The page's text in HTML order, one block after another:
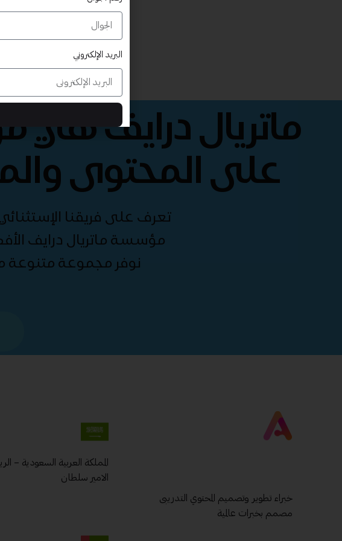
ماتريال درايف هي
على المحتوى
تعرف على فريقنا
مؤسسة ماتريال درايف
نوفر مجموعة متنوعة
خبراء تطوير وتصميم المحتوي التدريبى
مصمم بخبرات عالمية
المملكة العربية السعودية –
الامير سلطان
البريد الإلكتروني